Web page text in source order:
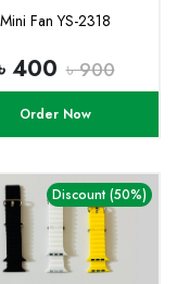
Mini Fan YS-2318
400 ৳ 900
Order Now
Discount (50%)